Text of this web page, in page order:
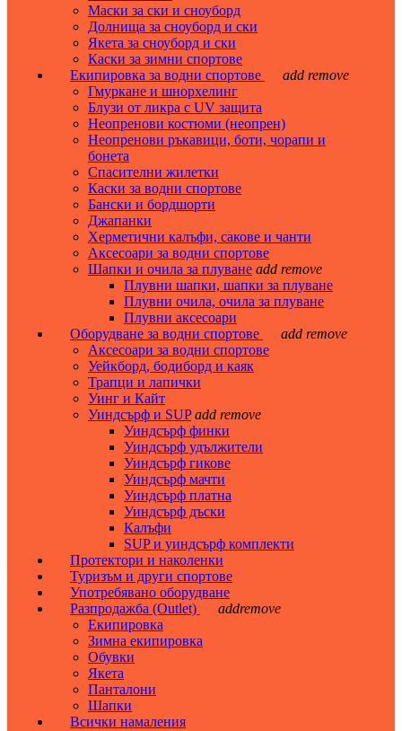
Маски за ски и сноуборд
Долнища за сноуборд и ски
Якета за сноуборд и ски
Каски за зимни спортове
Екипировка за водни спортове
add remove
Гмуркане и шнорхелинг
Блузи от ликра с UV защита
Неопренови костюми (неопрен)
Неопренови ръкавици, боти, чорапи и
бонета
Спасителни жилетки
Каски за водни спортове
Бански и бордшорти
Джапанки
Херметични калъфи, сакове и чанти
Аксесоари за водни спортове
Шапки и очила за плуване add remove
Плувни шапки, шапки за плуване
Плувни очила, очила за плуване
Плувни аксесоари
Оборудване за водни спортове
add remove
Аксесоари за водни спортове
Уейкборд, бодиборд и каяк
Трапци и лапички
Уинг и Кайт
Уиндсърф и SUP add remove
Уиндсърф финки
Уиндсърф удължители
Уиндсърф гикове
Уиндсърф мачти
Уиндсърф платна
Уиндсърф дъски
Калъфи
SUP и уиндсърф комплекти
Протектори и наколенки
Туризъм и други спортове
Употребявано оборудване
Разпродажба (Outlet)
addremove
Екипировка
Зимна екипировка
Обувки
Якета
Панталони
Шапки
Всички намаления